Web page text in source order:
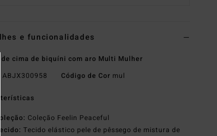
e funcionalidades
de cima de biquíni com aro Multi Mulher
ABJX300958 Código de Cor mul
Coleção: Coleção Feelin Peaceful
Tecido: Tecido elástico pele de pêssego de mistura de